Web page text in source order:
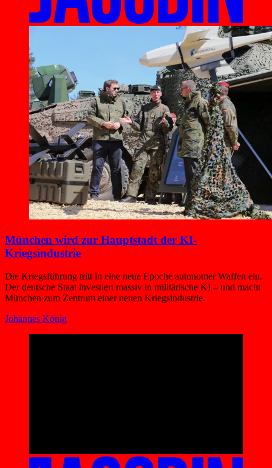
München wird zur Hauptstadt der KI-
Kriegsindustrie
Die Kriegsführung tritt in eine neue Epoche autonomer Waffen ein.
Der deutsche Staat investiert massiv in militärische KI – und macht
München zum Zentrum einer neuen Kriegsindustrie.
Johannes König